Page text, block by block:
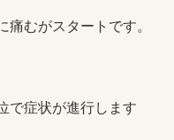
むがスタートです。
で症状が進行します